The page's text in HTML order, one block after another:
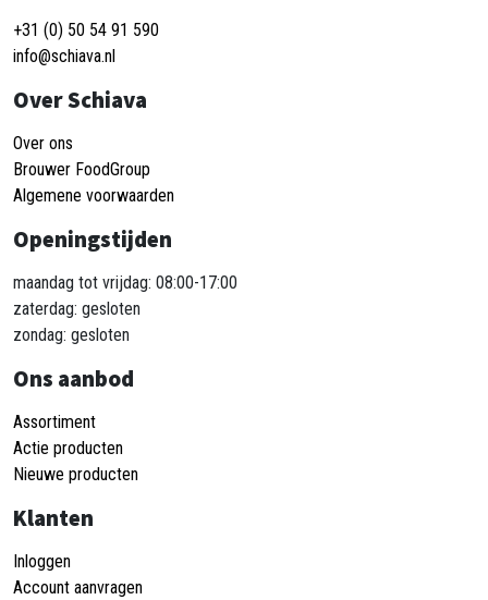
+31 (0) 50 54 91 590
info@schiava.nl
Over Schiava
Over ons
Brouwer FoodGroup
Algemene voorwaarden
Openingstijden
maandag tot vrijdag: 08:00-17:00
zaterdag: gesloten
zondag: gesloten
Ons aanbod
Assortiment
Actie producten
Nieuwe producten
Klanten
Inloggen
Account aanvragen